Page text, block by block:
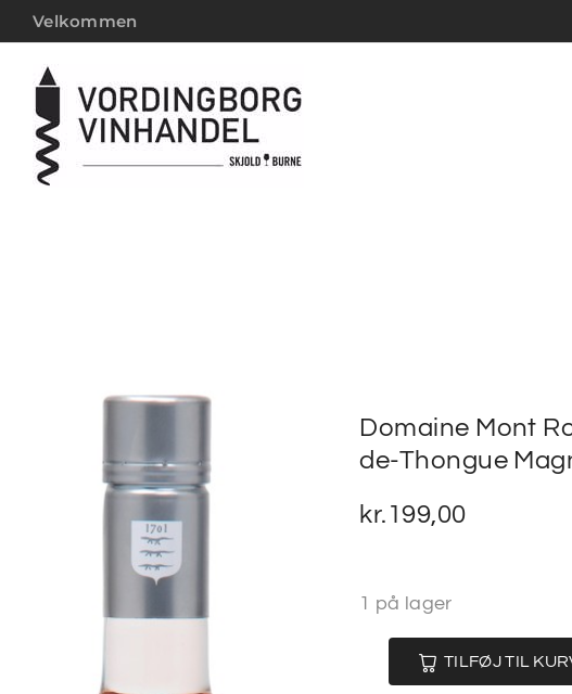
Velkommen
Domaine Mont
de-Thongue
kr. 199,00
1 på lager
TILFØJ TIL